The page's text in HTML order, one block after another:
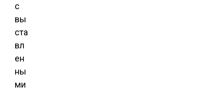
с
вы
ста
вл
ен
ны
ми